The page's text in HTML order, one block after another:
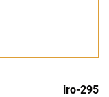
iro-295